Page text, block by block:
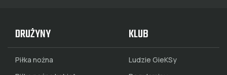
DRUŻYNY
Piłka nożna
KLUB
Ludzie GieKSy